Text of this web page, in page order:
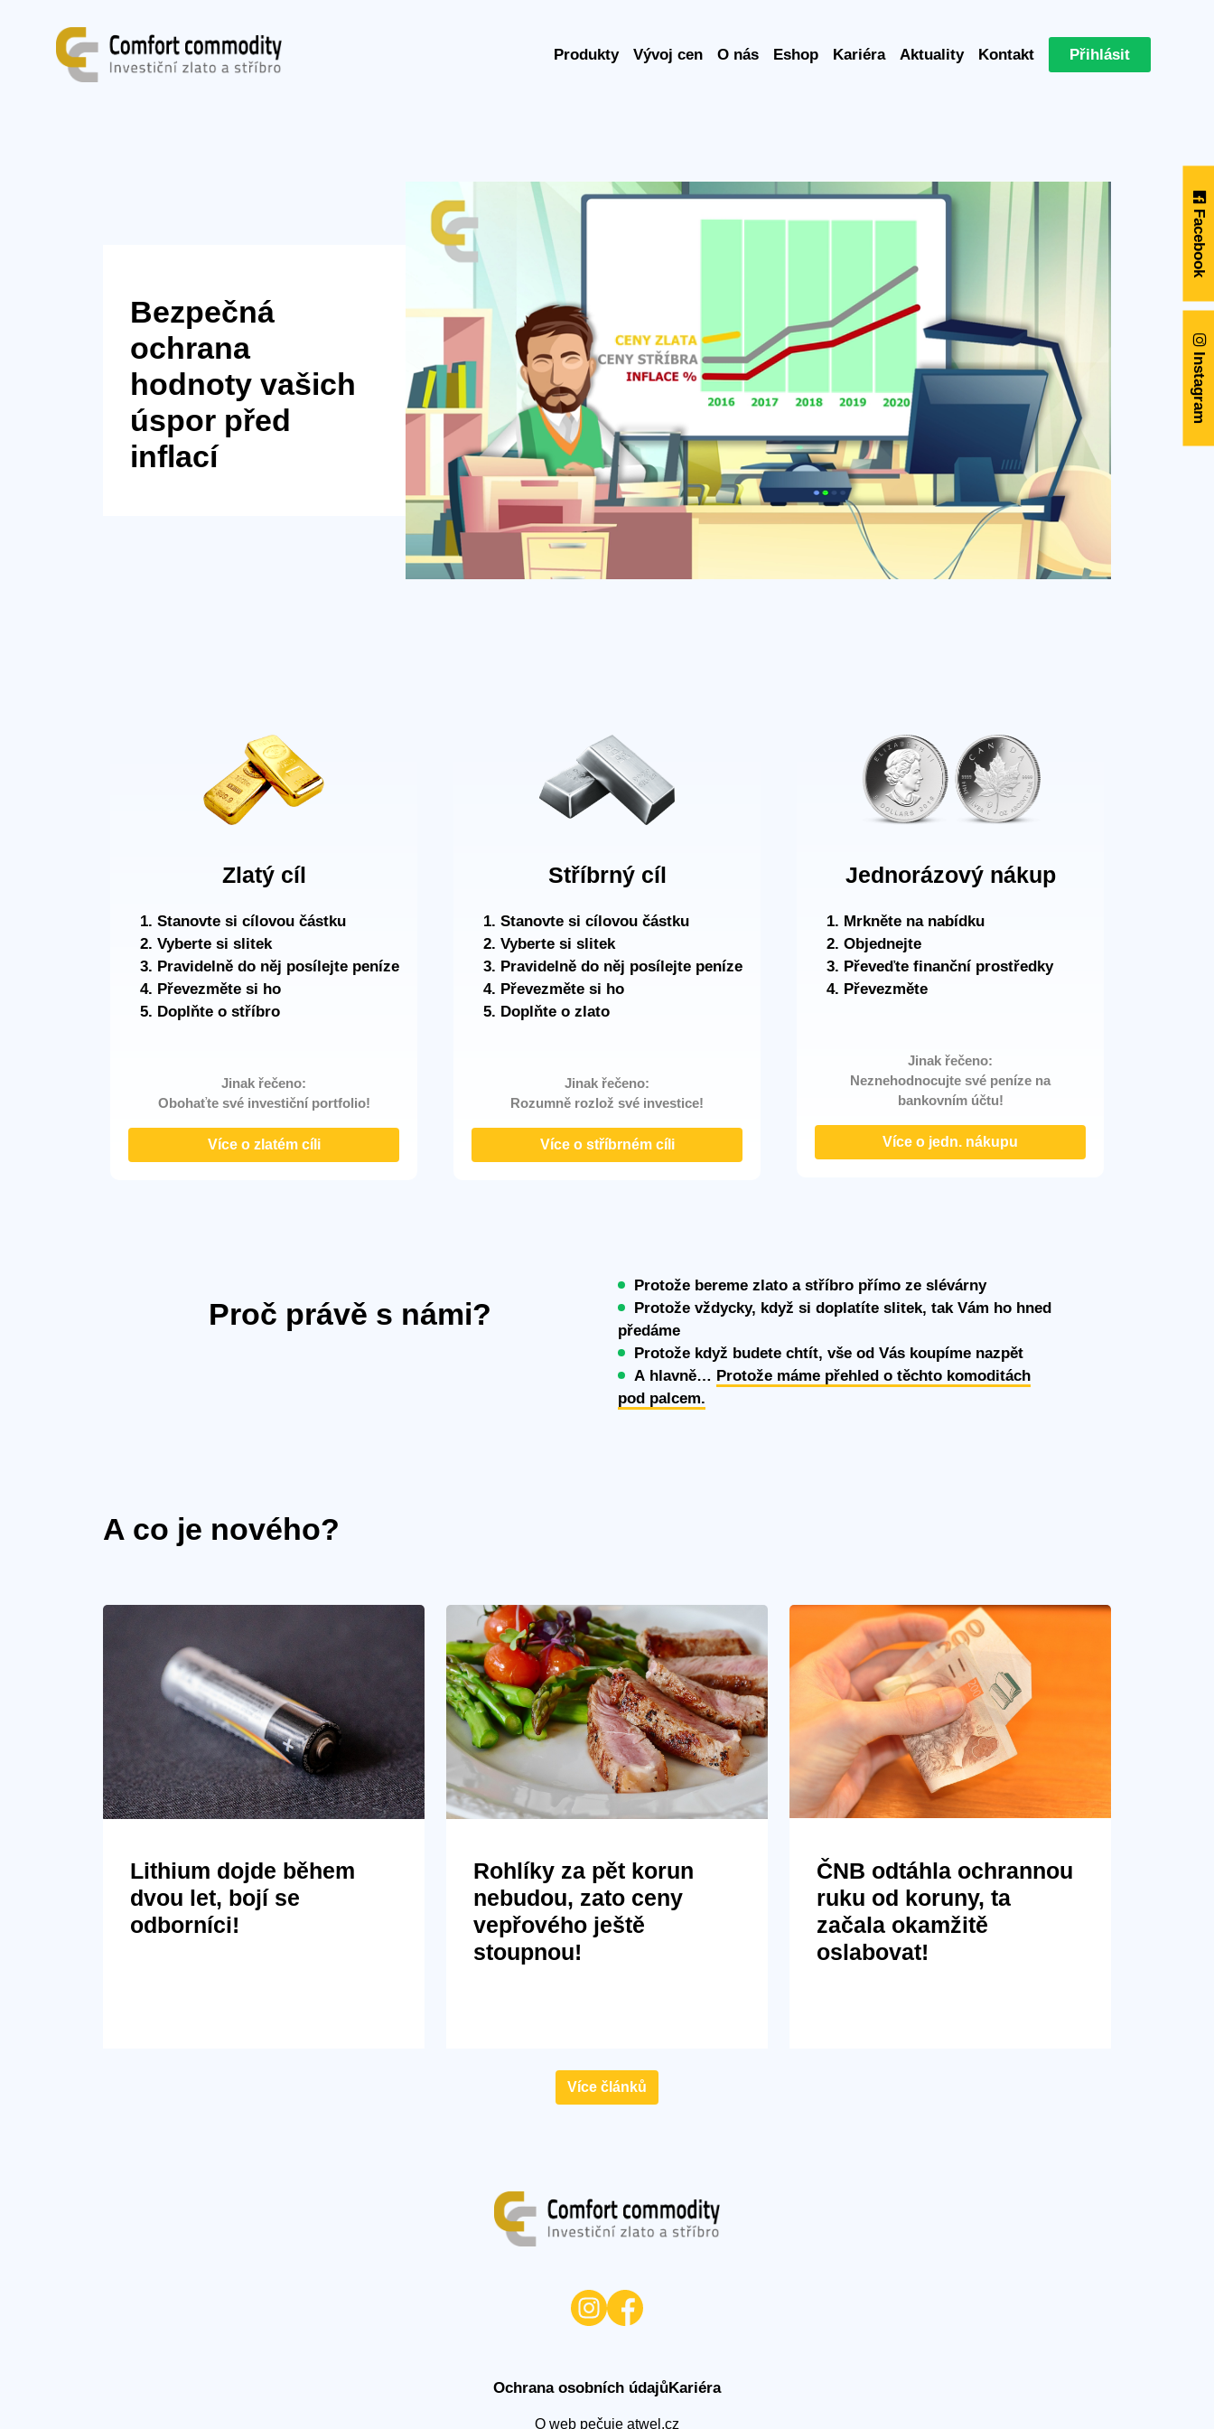
Facebook
Instagram
Produkty Vývoj cen O nás Eshop Kariéra Aktuality Kontakt Přihlásit
Bezpečná
ochrana
hodnoty vašich
úspor před
inflací
Zlatý cíl
Stanovte si cílovou částku
Vyberte si slitek
Pravidelně do něj posílejte peníze
Převezměte si ho
Doplňte o stříbro
Jinak řečeno:
Obohaťte své investiční portfolio!
Více o zlatém cíli
Stříbrný cíl
Stanovte si cílovou částku
Vyberte si slitek
Pravidelně do něj posílejte peníze
Převezměte si ho
Doplňte o zlato
Jinak řečeno:
Rozumně rozlož své investice!
Více o stříbrném cíli
Jednorázový nákup
Mrkněte na nabídku
Objednejte
Převeďte finanční prostředky
Převezměte
Jinak řečeno:
Neznehodnocujte své peníze na
bankovním účtu!
Více o jedn. nákupu
Proč právě s námi?
Protože bereme zlato a stříbro přímo ze slévárny
Protože vždycky, když si doplatíte slitek, tak Vám ho hned
předáme
Protože když budete chtít, vše od Vás koupíme nazpět
A hlavně… Protože máme přehled o těchto komoditách
pod palcem.
A co je nového?
Lithium dojde během
dvou let, bojí se
odborníci!
Rohlíky za pět korun
nebudou, zato ceny
vepřového ještě
stoupnou!
ČNB odtáhla ochrannou
ruku od koruny, ta
začala okamžitě
oslabovat!
Více článků
Ochrana osobních údajůKariéra
O web pečuje atwel.cz